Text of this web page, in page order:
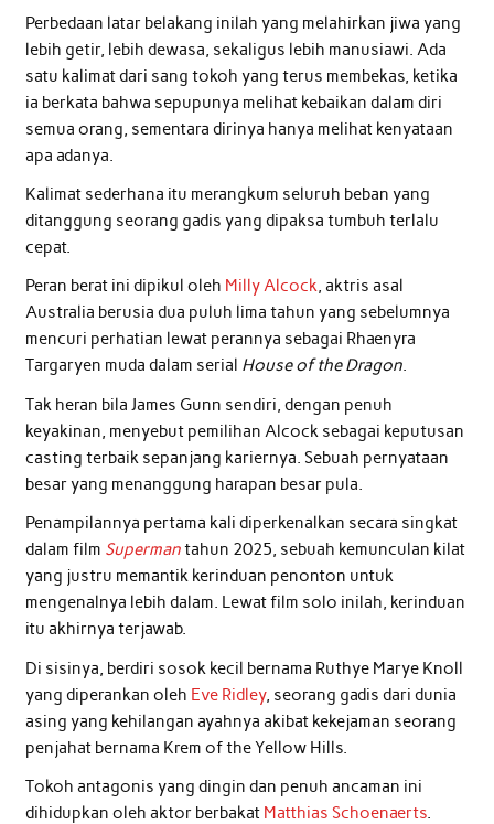
Perbedaan latar belakang inilah yang melahirkan jiwa yang
lebih getir, lebih dewasa, sekaligus lebih manusiawi. Ada
satu kalimat dari sang tokoh yang terus membekas, ketika
ia berkata bahwa sepupunya melihat kebaikan dalam diri
semua orang, sementara dirinya hanya melihat kenyataan
apa adanya.
Kalimat sederhana itu merangkum seluruh beban yang
ditanggung seorang gadis yang dipaksa tumbuh terlalu
cepat.
Peran berat ini dipikul oleh Milly Alcock, aktris asal
Australia berusia dua puluh lima tahun yang sebelumnya
mencuri perhatian lewat perannya sebagai Rhaenyra
Targaryen muda dalam serial House of the Dragon.
Tak heran bila James Gunn sendiri, dengan penuh
keyakinan, menyebut pemilihan Alcock sebagai keputusan
casting terbaik sepanjang kariernya. Sebuah pernyataan
besar yang menanggung harapan besar pula.
Penampilannya pertama kali diperkenalkan secara singkat
dalam film Supermantahun 2025, sebuah kemunculan kilat
yang justru memantik kerinduan penonton untuk
mengenalnya lebih dalam. Lewat film solo inilah, kerinduan
itu akhirnya terjawab.
Di sisinya, berdiri sosok kecil bernama Ruthye Marye Knoll
yang diperankan oleh Eve Ridley, seorang gadis dari dunia
asing yang kehilangan ayahnya akibat kekejaman seorang
penjahat bernama Krem of the Yellow Hills.
Tokoh antagonis yang dingin dan penuh ancaman ini
dihidupkan oleh aktor berbakat Matthias Schoenaerts.